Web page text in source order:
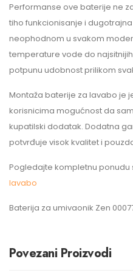
Performanse ove baterije ne
tiho funkcionisanje i
neophodnom u svakom
temperature vode do
potpunu udobnost prilikom
Montaža baterije za lavabo je
korisnicima mogućnost da
kupatilski dodatak. Dodatna
potvrđuje visok kvalitet i
Pogledajte kompletnu ponudu
lavabo
Baterija za umivaonik Zen
Povezani Proizvodi